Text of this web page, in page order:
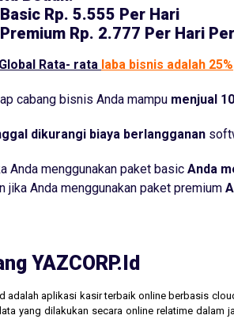
Rp. 5.555 Per Hari
Rp. 2.777 Per Hari
Rata- rata laba bisnis adalah 25%
cabang bisnis Anda mampu menjual
dikurangi biaya berlangganan
Anda menggunakan paket basic Anda
jika Anda menggunakan paket premium
YAZCORP.id
adalah aplikasi kasir terbaik online berbasis
yang dilakukan secara online relatime dalam